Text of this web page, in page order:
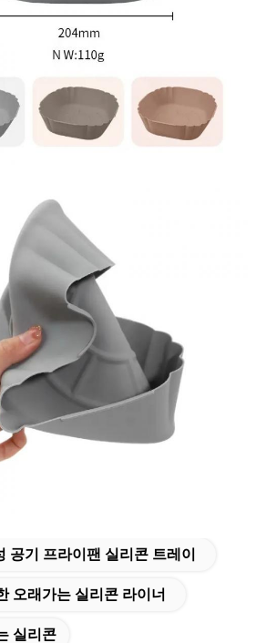
공기 프라이팬 실리콘 트레이
오래가는 실리콘 라이너
실리콘